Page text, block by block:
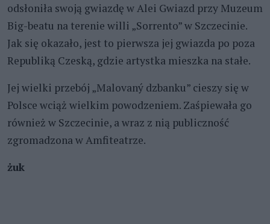
odsłoniła swoją gwiazdę w Alei Gwiazd przy Muzeum
Big-beatu na terenie willi „Sorrento” w Szczecinie.
Jak się okazało, jest to pierwsza jej gwiazda po poza
Republiką Czeską, gdzie artystka mieszka na stałe.
Jej wielki przebój „Malovaný dzbanku” cieszy się w
Polsce wciąż wielkim powodzeniem. Zaśpiewała go
również w Szczecinie, a wraz z nią publiczność
zgromadzona w Amfiteatrze.
żuk